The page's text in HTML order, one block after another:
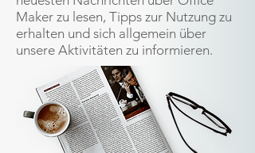
Maker zu lesen, Tipps zur Nutzung zu
erhalten und sich allgemein über
unsere Aktivitäten zu informieren.